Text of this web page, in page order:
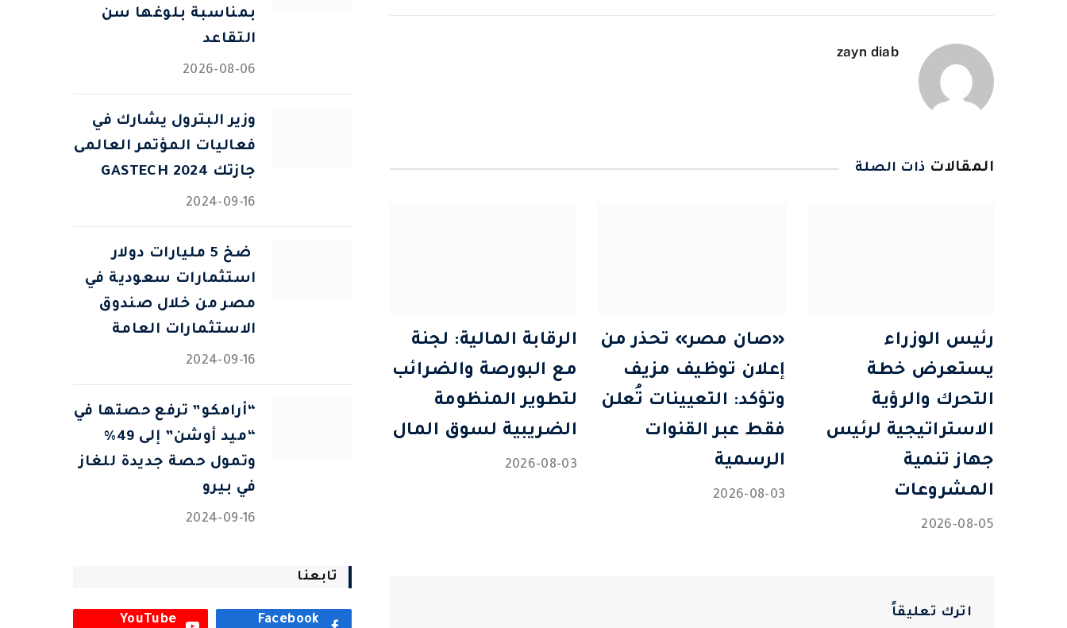
zayn diab
المقالات ذات الصلة
رئيس الوزراء
يستعرض خطة
التحرك والرؤية
الاستراتيجية لرئيس
جهاز تنمية
المشروعات
2026-08-05
«صان مصر» تحذر من
إعلان توظيف مزيف
وتؤكد: التعيينات تُعلن
فقط عبر القنوات
الرسمية
2026-08-03
الرقابة المالية: لجنة
مع البورصة والضرائب
لتطوير المنظومة
الضريبية لسوق المال
2026-08-03
اترك تعليقاً
بمناسبة بلوغها سن
التقاعد
2026-08-06
وزير البترول يشارك في
فعاليات المؤتمر العالمى
جازتك 2024 GASTECH
2024-09-16
⁠ ضخ 5 مليارات دولار
استثمارات سعودية في
مصر من خلال صندوق
الاستثمارات العامة
2024-09-16
“أرامكو” ترفع حصتها في
“ميد أوشن” إلى 49%
وتمول حصة جديدة للغاز
في بيرو
2024-09-16
تابعنا
Facebook
YouTube